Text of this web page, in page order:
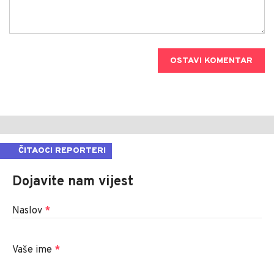
OSTAVI KOMENTAR
ČITAOCI REPORTERI
Dojavite nam vijest
Naslov *
Vaše ime *